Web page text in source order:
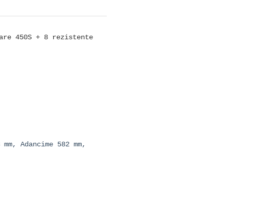
450S + 8 rezistente
Adancime 582 mm,